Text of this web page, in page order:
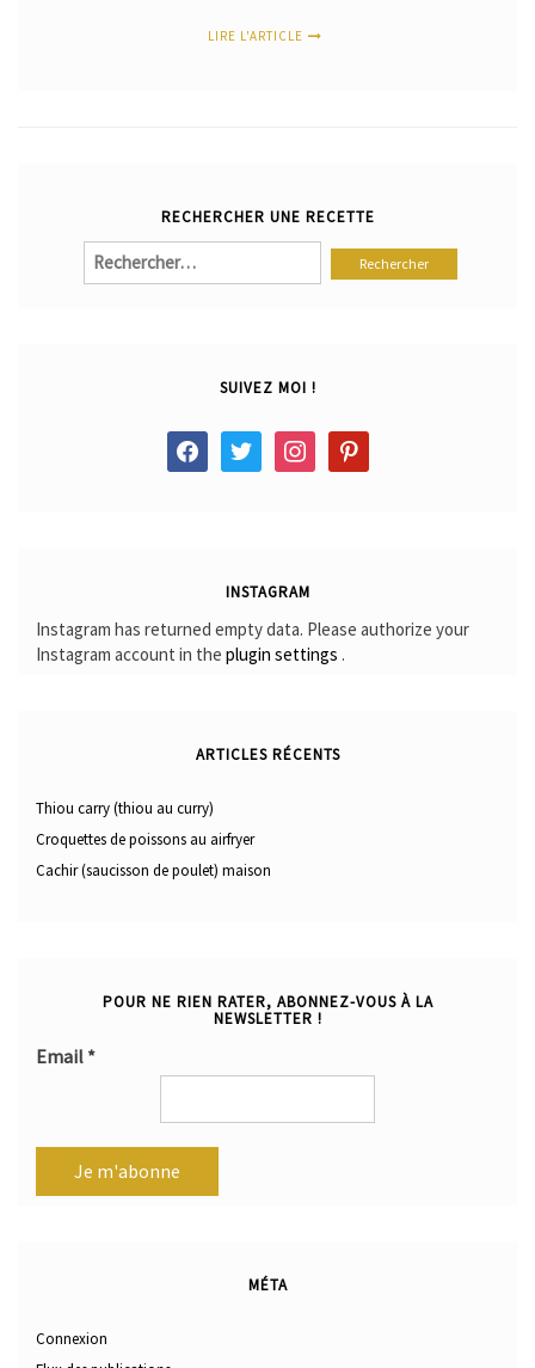
LIRE L'ARTICLE
RECHERCHER UNE RECETTE
Rechercher :
SUIVEZ MOI !
facebook twitter instagram pinterest
INSTAGRAM
Instagram has returned empty data. Please authorize your
Instagram account in the plugin settings .
ARTICLES RÉCENTS
Thiou carry (thiou au curry)
Croquettes de poissons au airfryer
Cachir (saucisson de poulet) maison
POUR NE RIEN RATER, ABONNEZ-VOUS À LA
NEWSLETTER !
Email *
MÉTA
Connexion